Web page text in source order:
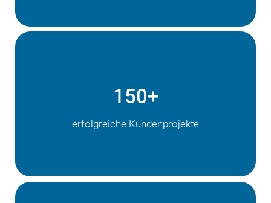
150+
erfolgreiche Kundenprojekte